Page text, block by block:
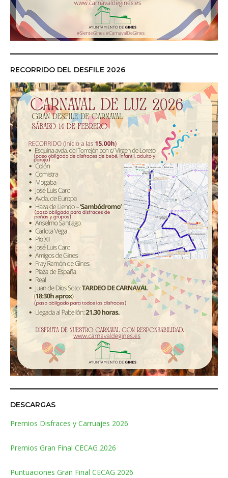
RECORRIDO DEL DESFILE 2026
DESCARGAS
Premios Disfraces y Carruajes 2026
Premios Gran Final CECAG 2026
Puntuaciones Gran Final CECAG 2026